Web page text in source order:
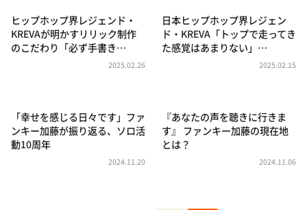
ヒップホップ界レジェンド・
KREVAが明かすリリック制作
のこだわり「必ず手書き…
2025.02.26
日本ヒップホップ界レジェン
ド・KREVA「トップで走ってき
た感覚はあまりない」…
2025.02.15
「幸せを感じる日々です」ファ
ンキー加藤が振り返る、ソロ活
動10周年
2024.11.20
『あなたの声を聴きに行きま
す』 ファンキー加藤の現在地
とは？
2024.11.06